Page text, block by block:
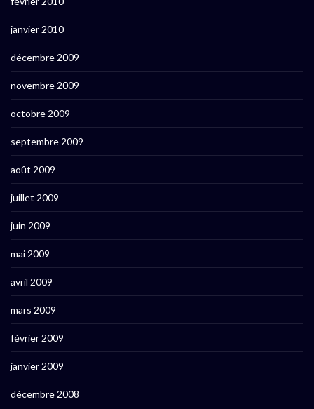
janvier 2010
décembre 2009
novembre 2009
octobre 2009
septembre 2009
août 2009
juillet 2009
juin 2009
mai 2009
avril 2009
mars 2009
février 2009
janvier 2009
décembre 2008